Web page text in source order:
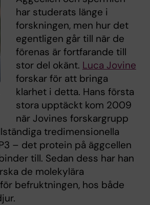
har studerats länge i
forskningen, men hur det
egentligen går till när de
förenas är fortfarande till
stor del okänt. Luca Jovine
forskar för att bringa
klarhet i detta. Hans första
stora upptäckt kom 2009
när Jovines forskargrupp
tredimensionella
– det protein på äggcellen
till. Sedan dess har han
de molekylära
befruktningen, hos både